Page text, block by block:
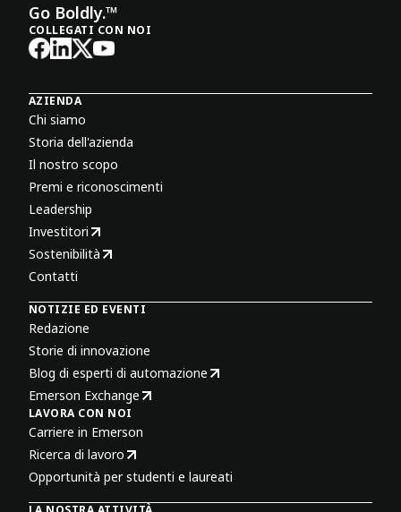
Go Boldly.™
COLLEGATI CON NOI
AZIENDA
Chi siamo
Storia dell'azienda
Il nostro scopo
Premi e riconoscimenti
Leadership
Investitori
Sostenibilità
Contatti
NOTIZIE ED EVENTI
Redazione
Storie di innovazione
Blog di esperti di automazione
Emerson Exchange
LAVORA CON NOI
Carriere in Emerson
Ricerca di lavoro
Opportunità per studenti e laureati